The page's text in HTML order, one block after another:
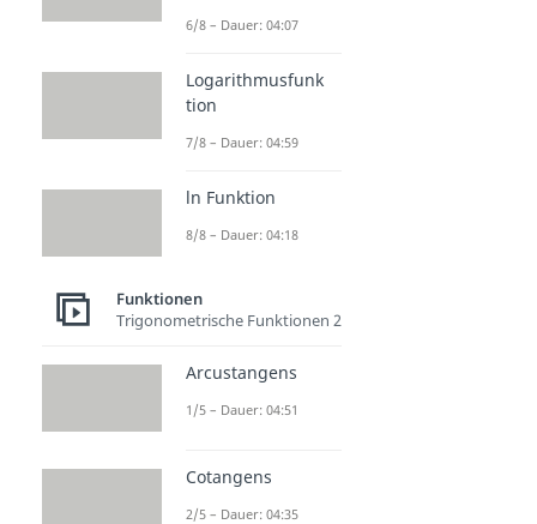
6/8 – Dauer: 04:07
Logarithmusfunk
tion
7/8 – Dauer: 04:59
ln Funktion
8/8 – Dauer: 04:18
Funktionen
Trigonometrische Funktionen 2
Arcustangens
1/5 – Dauer: 04:51
Cotangens
2/5 – Dauer: 04:35